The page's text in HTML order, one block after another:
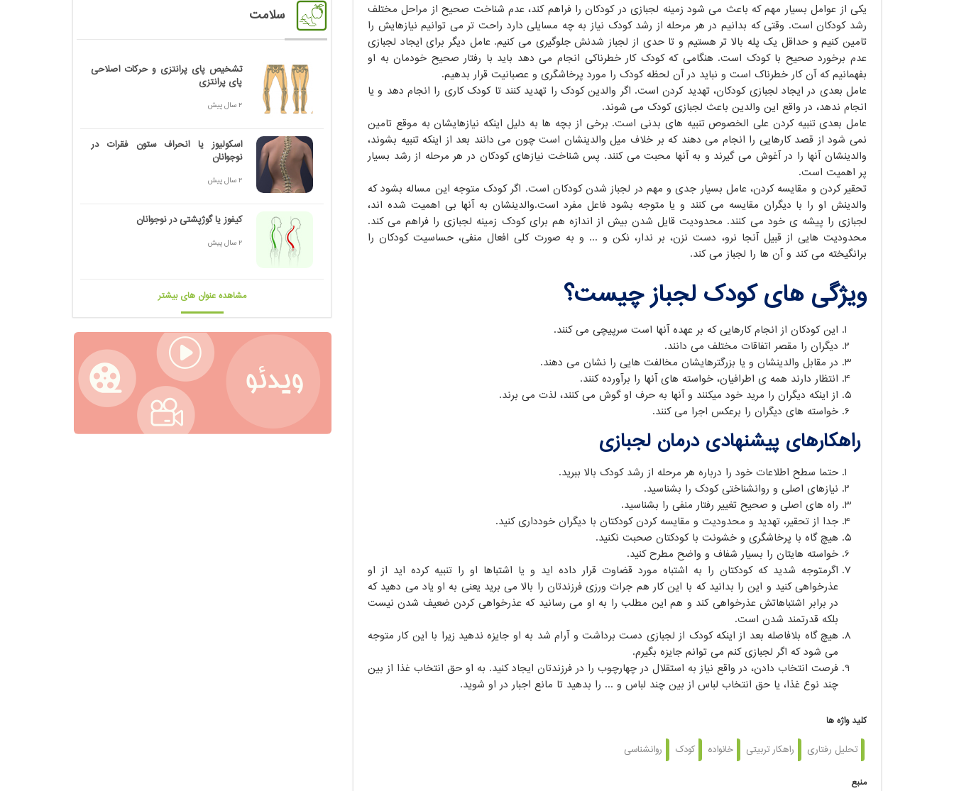
یکی از عوامل بسیار مهم که باعث می شود زمینه لجبازی در کودکان را فراهم کند، عدم شناخت صحیح از مراحل مختلف
رشد کودکان است. وقتی که بدانیم در هر مرحله از رشد کودک نیاز به چه مسایلی دارد راحت تر می توانیم نیازهایش را
تامین کنیم و حداقل یک پله بالا تر هستیم و تا حدی از لجباز شدنش جلوگیری می کنیم. عامل دیگر برای ایجاد لجبازی
عدم برخورد صحیح با کودک است. هنگامی که کودک کار خطرناکی انجام می دهد باید با رفتار صحیح خودمان به او
بفهمانیم که آن کار خطرناک است و نباید در آن لحظه کودک را مورد پرخاشگری و عصبانیت قرار بدهیم.
عامل بعدی در ایجاد لجبازی کودکان، تهدید کردن است. اگر والدین کودک را تهدید کنند تا کودک کاری را انجام دهد و یا
انجام ندهد، در واقع این والدین باعث لجبازی کودک می شوند.
عامل بعدی تنبیه کردن علی الخصوص تنبیه های بدنی است. برخی از بچه ها به دلیل اینکه نیازهایشان به موقع تامین
نمی شود از قصد کارهایی را انجام می دهند که بر خلاف میل والدینشان است چون می دانند بعد از اینکه تنبیه بشوند،
والدینشان آنها را در آغوش می گیرند و به آنها محبت می کنند. پس شناخت نیازهای کودکان در هر مرحله از رشد بسیار
پر اهمیت است.
تحقیر کردن و مقایسه کردن، عامل بسیار جدی و مهم در لجباز شدن کودکان است. اگر کودک متوجه این مساله بشود که
والدینش او را با دیگران مقایسه می کنند و یا متوجه بشود فاعل مفرد است.والدینشان به آنها بی اهمیت شده اند،
لجبازی را پیشه ی خود می کنند. محدودیت قایل شدن بیش از اندازه هم برای کودک زمینه لجبازی را فراهم می کند.
محدودیت هایی از قبیل آنجا نرو، دست نزن، بر ندار، نکن و ... و به صورت کلی افعال منفی، حساسیت کودکان را
برانگیخته می کند و آن ها را لجباز می کند.
ویژگی های کودک لجباز چیست؟
این کودکان از انجام کارهایی که بر عهده آنها است سرپیچی می کنند.
دیگران را مقصر اتفاقات مختلف می دانند.
در مقابل والدینشان و یا بزرگترهایشان مخالفت هایی را نشان می دهند.
انتظار دارند همه ی اطرافیان، خواسته های آنها را برآورده کنند.
از اینکه دیگران را مرید خود میکنند و آنها به حرف او گوش می کنند، لذت می برند.
خواسته های دیگران را برعکس اجرا می کنند.
راهکارهای پیشنهادی درمان لجبازی
حتما سطح اطلاعات خود را درباره هر مرحله از رشد کودک بالا ببرید.
نیازهای اصلی و روانشناختی کودک را بشناسید.
راه های اصلی و صحیح تغییر رفتار منفی را بشناسید.
جدا از تحقیر، تهدید و محدودیت و مقایسه کردن کودکتان با دیگران خودداری کنید.
هیچ گاه با پرخاشگری و خشونت با کودکتان صحبت نکنید.
خواسته هایتان را بسیار شفاف و واضح مطرح کنید.
اگرمتوجه شدید که کودکتان را به اشتباه مورد قضاوت قرار داده اید و یا اشتباها او را تنبیه کرده اید از او
عذرخواهی کنید و این را بدانید که با این کار هم جرات ورزی فرزندتان را بالا می برید یعنی به او یاد می دهید که
در برابر اشتباهاتش عذرخواهی کند و هم این مطلب را به او می رسانید که عذرخواهی کردن ضعیف شدن نیست
بلکه قدرتمند شدن است.
هیچ گاه بلافاصله بعد از اینکه کودک از لجبازی دست برداشت و آرام شد به او جایزه ندهید زیرا با این کار متوجه
می شود که اگر لجبازی کنم می توانم جایزه بگیرم.
فرصت انتخاب دادن، در واقع نیاز به استقلال در چهارچوب را در فرزندتان ایجاد کنید. به او حق انتخاب غذا از بین
چند نوع غذا، یا حق انتخاب لباس از بین چند لباس و ... را بدهید تا مانع اجبار در او شوید.
کلید واژه ها
تحلیل رفتاری راهکار تربیتی خانواده کودک روانشناسی
منبع
سلامت
تشخیص پای پرانتزی و حرکات اصلاحی
پای پرانتزی
2 سال پیش
اسکولیوز یا انحراف ستون فقرات در
نوجوانان
2 سال پیش
کیفوز یا گوژپشتی در نوجوانان
2 سال پیش
مشاهده عنوان های بیشتر